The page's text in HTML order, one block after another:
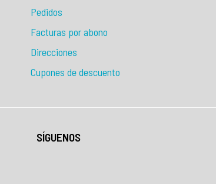
Pedidos
Facturas por abono
Direcciones
Cupones de descuento
SÍGUENOS